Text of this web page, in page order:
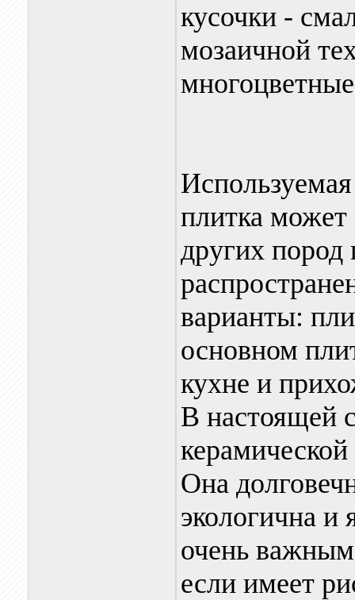
кусочки -
мозаичной
плитка
других пород
варианты:
основном
кухне и
В настоящей
Она
экологична и
очень
если имеет